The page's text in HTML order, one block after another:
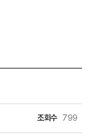
조회수 799